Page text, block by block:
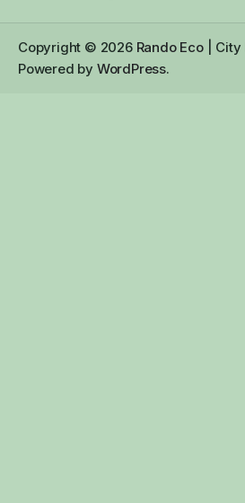
Copyright © 2026 Rando Eco| City
Powered by WordPress.